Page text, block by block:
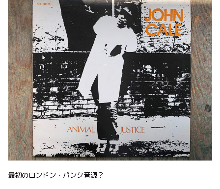
最初のロンドン・パンク音源？